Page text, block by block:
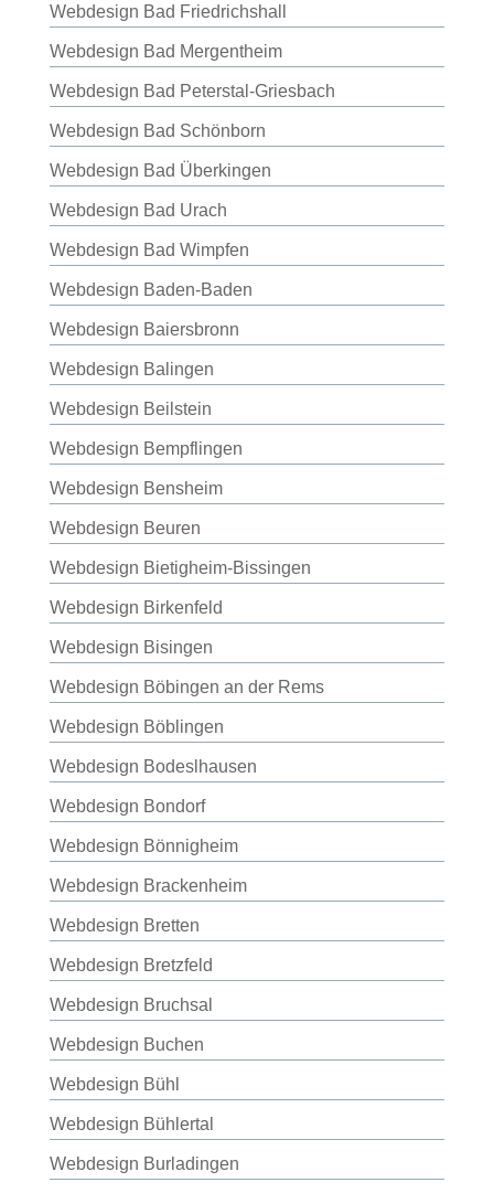
Webdesign Bad Friedrichshall
Webdesign Bad Mergentheim
Webdesign Bad Peterstal-Griesbach
Webdesign Bad Schönborn
Webdesign Bad Überkingen
Webdesign Bad Urach
Webdesign Bad Wimpfen
Webdesign Baden-Baden
Webdesign Baiersbronn
Webdesign Balingen
Webdesign Beilstein
Webdesign Bempflingen
Webdesign Bensheim
Webdesign Beuren
Webdesign Bietigheim-Bissingen
Webdesign Birkenfeld
Webdesign Bisingen
Webdesign Böbingen an der Rems
Webdesign Böblingen
Webdesign Bodeslhausen
Webdesign Bondorf
Webdesign Bönnigheim
Webdesign Brackenheim
Webdesign Bretten
Webdesign Bretzfeld
Webdesign Bruchsal
Webdesign Buchen
Webdesign Bühl
Webdesign Bühlertal
Webdesign Burladingen